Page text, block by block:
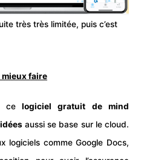
très très limitée, puis c’est
mieux faire
celogiciel gratuit de mind
aussi se base sur le cloud.
logiciels comme Google Docs,